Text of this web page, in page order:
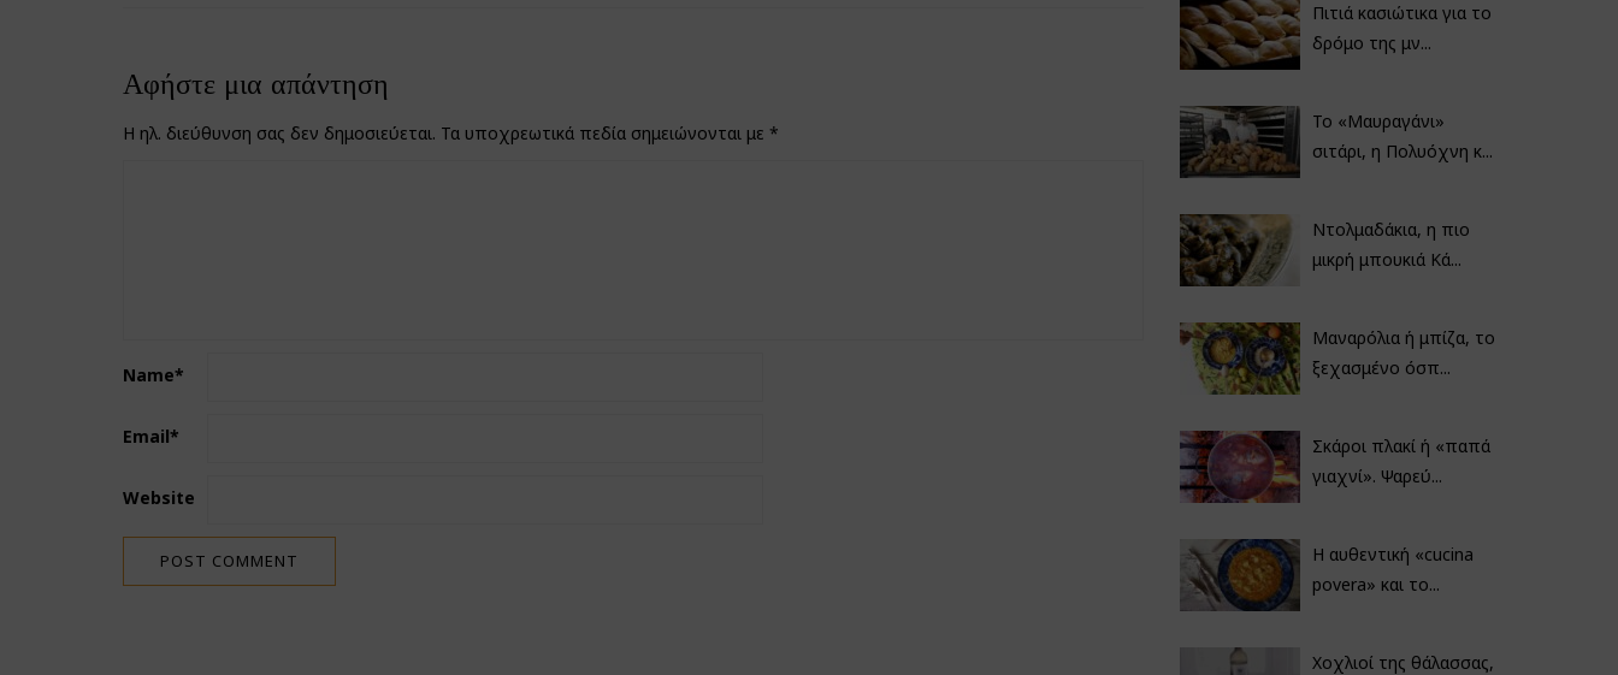
Αφήστε μια απάντηση
Η ηλ. διεύθυνση σας δεν δημοσιεύεται. Τα υποχρεωτικά πεδία σημειώνονται με *
Name*
Email*
Website
Πιτιά κασιώτικα για το
δρόμο της μν...
Το «Μαυραγάνι»
σιτάρι, η Πολυόχνη κ...
Ντολμαδάκια, η πιο
μικρή μπουκιά Κά...
Μαναρόλια ή μπίζα, το
ξεχασμένο όσπ...
Σκάροι πλακί ή «παπά
γιαχνί». Ψαρεύ...
Η αυθεντική «cucina
povera» και το...
Χοχλιοί της θάλασσας,